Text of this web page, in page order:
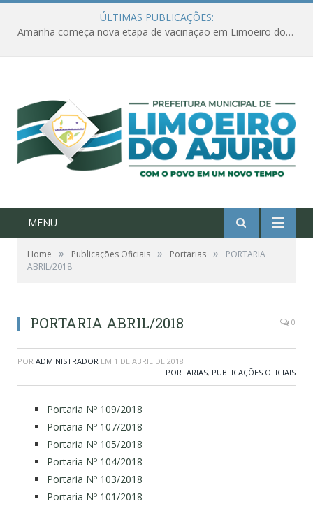
ÚLTIMAS PUBLICAÇÕES:
Amanhã começa nova etapa de vacinação em Limoeiro do Ajuru para idosos com 65 ou mais
MENU
Home » Publicações Oficiais » Portarias »
PORTARIA
ABRIL/2018
PORTARIA ABRIL/2018 0
POR ADMINISTRADOR EM 1 DE ABRIL DE 2018
PORTARIAS, PUBLICAÇÕES OFICIAIS
Portaria Nº 109/2018
Portaria Nº 107/2018
Portaria Nº 105/2018
Portaria Nº 104/2018
Portaria Nº 103/2018
Portaria Nº 101/2018